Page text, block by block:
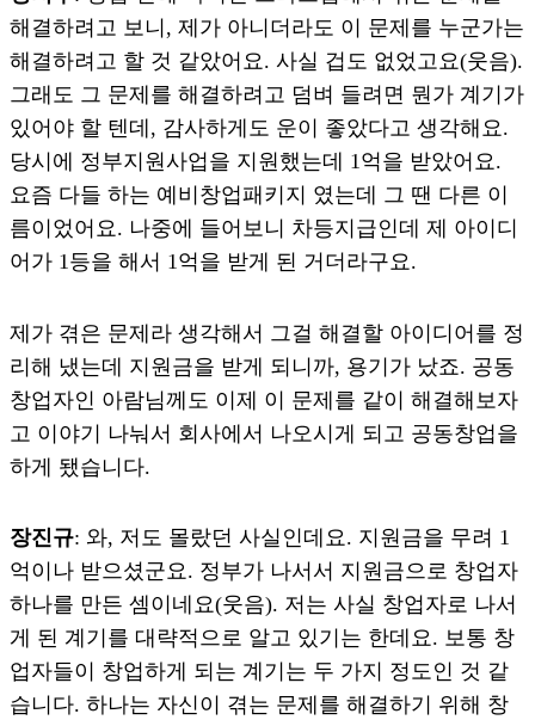
해결하려고 보니, 제가 아니더라도 이 문제를 누군가는
해결하려고 할 것 같았어요. 사실 겁도 없었고요(웃음).
그래도 그 문제를 해결하려고 덤벼 들려면 뭔가 계기가
있어야 할 텐데, 감사하게도 운이 좋았다고 생각해요.
당시에 정부지원사업을 지원했는데 1억을 받았어요.
요즘 다들 하는 예비창업패키지 였는데 그 땐 다른 이
름이었어요. 나중에 들어보니 차등지급인데 제 아이디
어가 1등을 해서 1억을 받게 된 거더라구요.
제가 겪은 문제라 생각해서 그걸 해결할 아이디어를 정
리해 냈는데 지원금을 받게 되니까, 용기가 났죠. 공동
창업자인 아람님께도 이제 이 문제를 같이 해결해보자
고 이야기 나눠서 회사에서 나오시게 되고 공동창업을
하게 됐습니다.
장진규: 와, 저도 몰랐던 사실인데요. 지원금을 무려 1
억이나 받으셨군요. 정부가 나서서 지원금으로 창업자
하나를 만든 셈이네요(웃음). 저는 사실 창업자로 나서
게 된 계기를 대략적으로 알고 있기는 한데요. 보통 창
업자들이 창업하게 되는 계기는 두 가지 정도인 것 같
습니다. 하나는 자신이 겪는 문제를 해결하기 위해 창